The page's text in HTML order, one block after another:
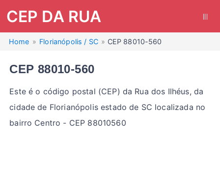
CEP DA RUA
Home Florianópolis / SC CEP 88010-560
CEP 88010-560
Este é o código postal (CEP) da Rua dos Ilhéus, da
cidade de Florianópolis estado de SC localizada no
bairro Centro - CEP 88010560